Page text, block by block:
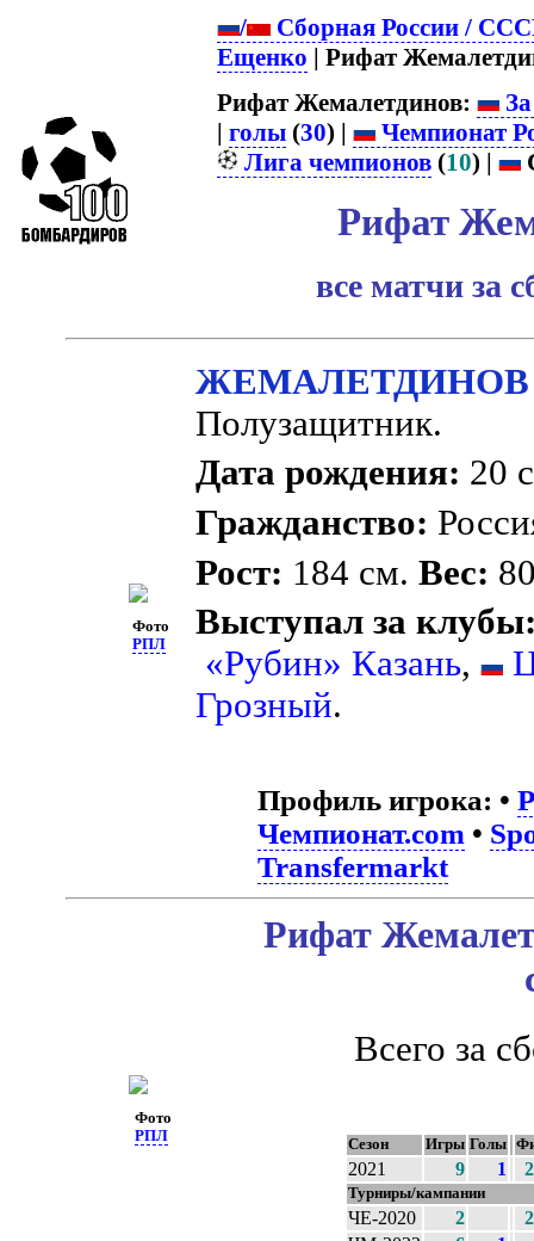
/
Сборная России /
Ещенко | Рифат
Рифат Жемалетдинов:
| голы (30) |
Чемпионат
Лига чемпионов (10) |
Рифат
все матчи за
Фото
РПЛ
ЖЕМАЛЕТДИНОВ
Полузащитник.
Дата рождения: 20
Гражданство:
Рост: 184 см.Вес:
Выступал за
«Рубин» Казань,
Грозный.
Профиль игрока: •
Чемпионат.com •
Transfermarkt
Фото
РПЛ
Рифат
Всего за
Сезон Игры Голы
2021 9 1 2
Турниры/кампании
ЧЕ-2020 2
2